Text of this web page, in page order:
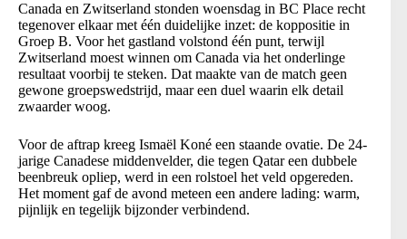
Canada en Zwitserland stonden woensdag in BC Place recht
tegenover elkaar met één duidelijke inzet: de koppositie in
Groep B. Voor het gastland volstond één punt, terwijl
Zwitserland moest winnen om Canada via het onderlinge
resultaat voorbij te steken. Dat maakte van de match geen
gewone groepswedstrijd, maar een duel waarin elk detail
zwaarder woog.
Voor de aftrap kreeg Ismaël Koné een staande ovatie. De 24-
jarige Canadese middenvelder, die tegen Qatar een dubbele
beenbreuk opliep, werd in een rolstoel het veld opgereden.
Het moment gaf de avond meteen een andere lading: warm,
pijnlijk en tegelijk bijzonder verbindend.